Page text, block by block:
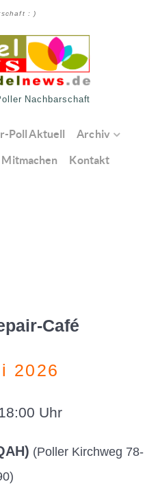
: )
Nachbarschaft
Poll Aktuell Archiv
Mitmachen Kontakt
Café
2026
Uhr
(Poller Kirchweg 78-